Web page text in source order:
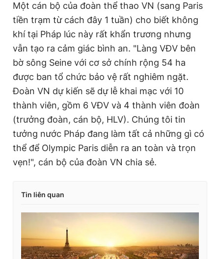
r
r
r
a
o
Một cán bộ của đoàn thể thao VN (sang Paris
tiền trạm từ cách đây 1 tuần) cho biết không
khí tại Pháp lúc này rất khẩn trương nhưng
vẫn tạo ra cảm giác bình an. "Làng VĐV bên
bờ sông Seine với cơ sở chính rộng 54 ha
được ban tổ chức bảo vệ rất nghiêm ngặt.
Đoàn VN dự kiến sẽ dự lễ khai mạc với 10
thành viên, gồm 6 VĐV và 4 thành viên đoàn
(trưởng đoàn, cán bộ, HLV). Chúng tôi tin
tưởng nước Pháp đang làm tất cả những gì có
thể để Olympic Paris diễn ra an toàn và trọn
vẹn!", cán bộ của đoàn VN chia sẻ.
Tin liên quan